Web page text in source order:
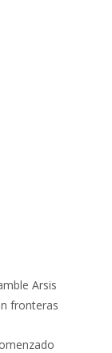
Arsis
fronteras